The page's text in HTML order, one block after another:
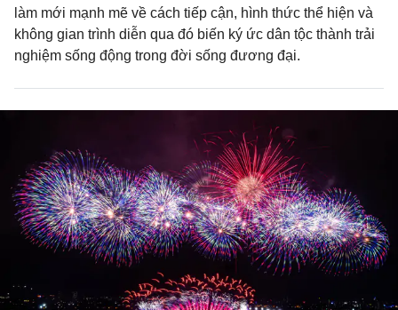
làm mới mạnh mẽ về cách tiếp cận, hình thức thể hiện và
không gian trình diễn qua đó biến ký ức dân tộc thành trải
nghiệm sống động trong đời sống đương đại.